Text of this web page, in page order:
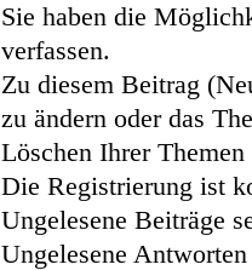
Sie haben die
verfassen.
Zu diesem Beitrag
zu ändern oder das
Löschen Ihrer
Die Registrierung ist
Ungelesene Beiträge
Ungelesene